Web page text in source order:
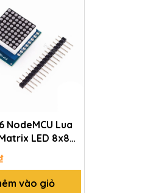
NodeMCU Lua
LED 8x8
vào giỏ